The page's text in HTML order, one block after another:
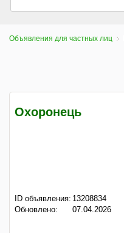
Объявления для частных лиц
Охоронець
ID объявления: 13208834
Обновлено:
07.04.2026